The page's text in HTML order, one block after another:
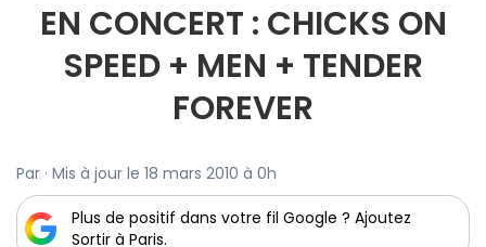
EN CONCERT : CHICKS ON
SPEED + MEN + TENDER
FOREVER
Par · Mis à jour le 18 mars 2010 à 0h
Plus de positif dans votre fil Google ? Ajoutez
Sortir à Paris.